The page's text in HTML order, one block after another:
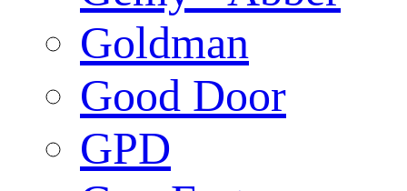
Goldman
Good Door
GPD